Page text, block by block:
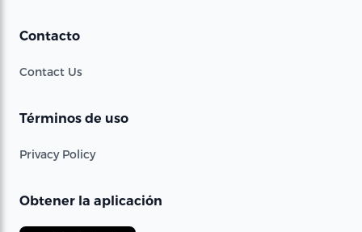
Contacto
Contact Us
Términos de uso
Privacy Policy
Obtener la aplicación